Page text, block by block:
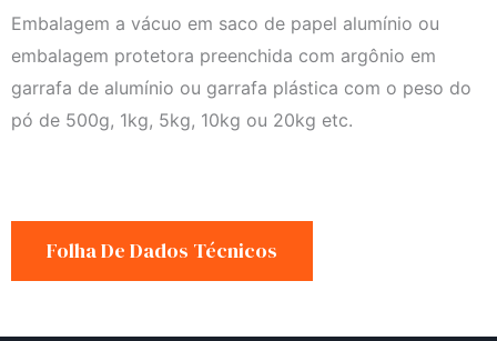
Embalagem a vácuo em saco de papel alumínio ou
embalagem protetora preenchida com argônio em
garrafa de alumínio ou garrafa plástica com o peso do
pó de 500g, 1kg, 5kg, 10kg ou 20kg etc.
Folha De Dados Técnicos